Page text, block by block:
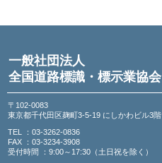
一般社団法人
全国道路標識・標示業協会
〒102-0083
東京都千代田区麹町3-5-19 にしかわビル3階
TEL ：03-3262-0836
FAX ：03-3234-3908
受付時間 ：9:00～17:30（土日祝を除く）